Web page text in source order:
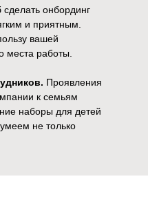
онбординг
и приятным.
вашей
места работы.
Проявления
к семьям
наборы для детей
не только